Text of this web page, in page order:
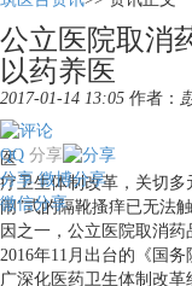
公立医院取消
以药养医
2017-01-14 13:05 作者：
分享
QQ
分享 微博分享
微信分享
医
疗卫生体制改革，关切多
闹”式的隔靴搔痒已无法
因之一，公立医院取消药
2016年11月出台的《国
广深化医药卫生体制改